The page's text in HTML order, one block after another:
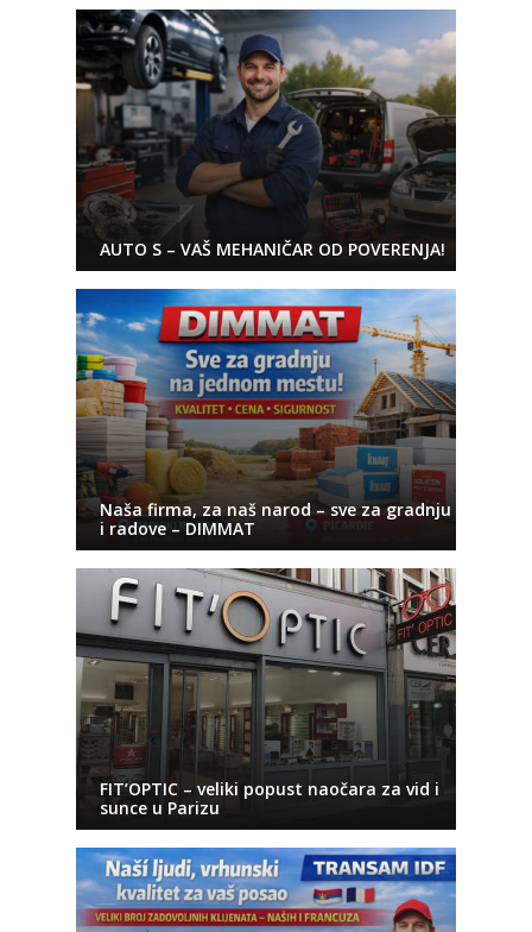
AUTO S – VAŠ MEHANIČAR OD POVERENJA!
Naša firma, za naš narod – sve za gradnju
i radove – DIMMAT
FIT’OPTIC – veliki popust naočara za vid i
sunce u Parizu